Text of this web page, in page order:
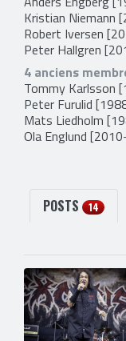
Kristian Niemann
Robert Iversen
Peter Hallgren
4 anciens
Tommy Karlsson
Peter Furulid
Mats Liedholm
Ola Englund
POSTS 14